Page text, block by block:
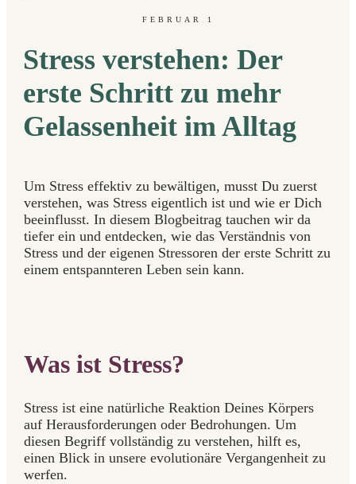
FEBRUAR 1
Stress verstehen: Der
erste Schritt zu mehr
Gelassenheit im Alltag
Um Stress effektiv zu bewältigen, musst Du zuerst
verstehen, was Stress eigentlich ist und wie er Dich
beeinflusst. In diesem Blogbeitrag tauchen wir da
tiefer ein und entdecken, wie das Verständnis von
Stress und der eigenen Stressoren der erste Schritt zu
einem entspannteren Leben sein kann.
Was ist Stress?
Stress ist eine natürliche Reaktion Deines Körpers
auf Herausforderungen oder Bedrohungen. Um
diesen Begriff vollständig zu verstehen, hilft es,
einen Blick in unsere evolutionäre Vergangenheit zu
werfen.